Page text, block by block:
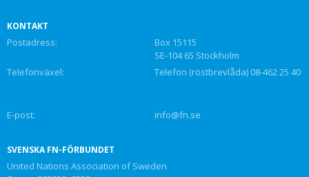
KONTAKT
Postadress:
Box 15115
SE-104 65 Stockholm
Telefonväxel:
Telefon (röstbrevlåda) 08-462 25 40
E-post: info@fn.se
SVENSKA FN-FÖRBUNDET
United Nations Association of Sweden